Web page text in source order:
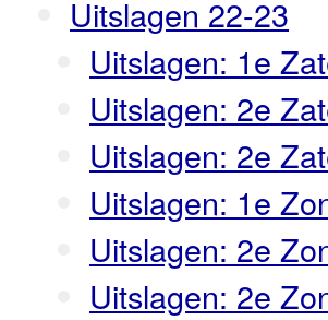
Uitslagen 22-23
Uitslagen: 1e
Uitslagen: 2e
Uitslagen: 2e
Uitslagen: 1e
Uitslagen: 2e
Uitslagen: 2e